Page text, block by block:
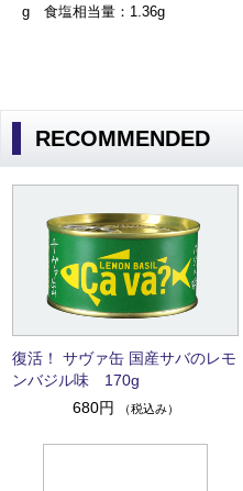
g 食塩相当量：1.36g
RECOMMENDED
復活！ サヴァ缶 国産サバのレモ
ンバジル味 170g
680円
（税込み）